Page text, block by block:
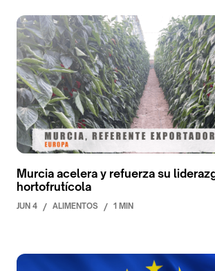
Murcia acelera y refuerza su
hortofrutícola
JUN 4 / ALIMENTOS / 1 MIN